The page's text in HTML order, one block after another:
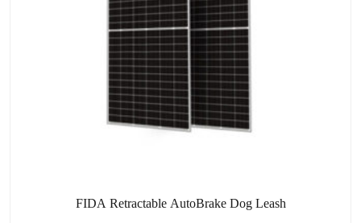
FIDA Retractable AutoBrake Dog Leash